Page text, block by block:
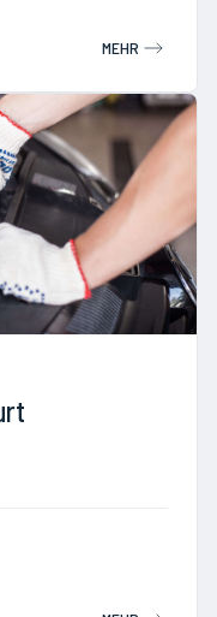
MEHR